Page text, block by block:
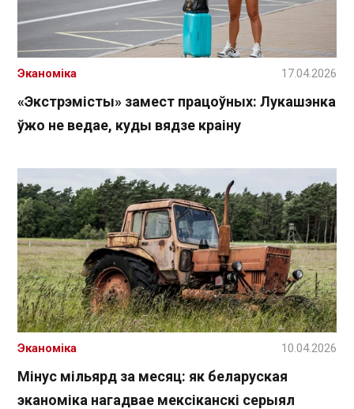
«Экстрэмісты» замест працоўных: Лукашэнка
ўжо не ведае, куды вядзе краіну
Эканоміка 17.04.2026
Мінус мільярд за месяц: як беларуская
эканоміка нагадвае мексіканскі серыял
Эканоміка 10.04.2026